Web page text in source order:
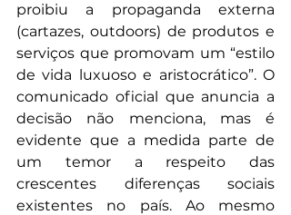
proibiu a propaganda externa
(cartazes, outdoors) de produtos e
serviços que promovam um “estilo
de vida luxuoso e aristocrático”. O
comunicado oficial que anuncia a
decisão não menciona, mas é
evidente que a medida parte de
um temor a respeito das
crescentes diferenças sociais
existentes no país. Ao mesmo